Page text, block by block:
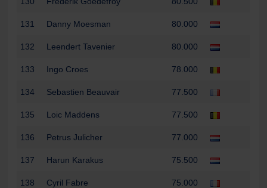
131 Danny Moesman 80.000
132 Leendert Tavenier 80.000
133 Ingo Croes 78.000
134 Sebastien Beauvair 77.500
135 Loic Maddens 77.500
136 Petrus Julicher 77.000
137 Harun Karakus 75.500
138 Cyril Fabre 75.000